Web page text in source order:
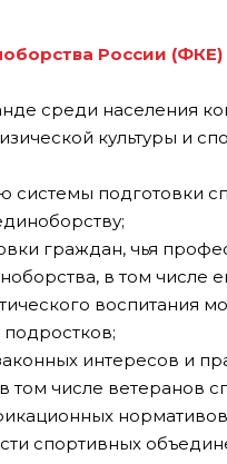
России (ФКЕ)
среди населения
культуры и
системы подготовки
граждан, чья
в том числе
воспитания
интересов и
том числе ветеранов
спортивных